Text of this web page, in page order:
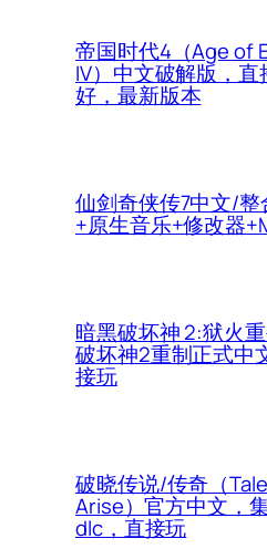
帝国时代4（Age of
IV）中文破解版，
好，最新版本
仙剑奇侠传7中文/整
+原生音乐+修改器
暗黑破坏神 2:狱火
破坏神2重制正式中
接玩
破晓传说/传奇（
Arise）官方中文，
dlc，直接玩